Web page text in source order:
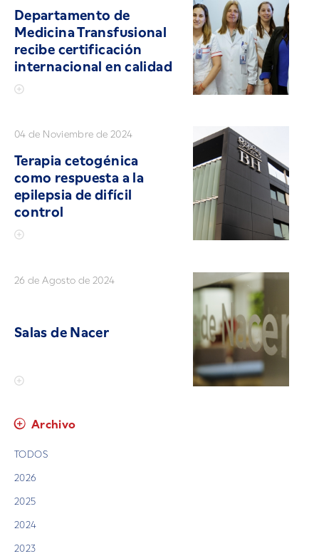
Departamento de
Medicina Transfusional
recibe certificación
internacional en calidad
04 de Noviembre de 2024
Terapia cetogénica
como respuesta a la
epilepsia de difícil
control
26 de Agosto de 2024
Salas de Nacer
Archivo
TODOS
2026
2025
2024
2023